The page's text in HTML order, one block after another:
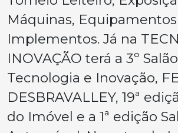
Máquinas,
Implementos. Já na
INOVAÇÃO terá a 3º
Tecnologia e Inovação,
DESBRAVALLEY, 19ª
do Imóvel e a 1ª edição